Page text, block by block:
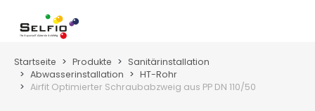
Zum Hauptinhalt springen
Startseite Produkte
Sanitärinstallation
Abwasserinstallation
HT-Rohr
Airfit Optimierter Schraubabzweig aus PP DN 110/50